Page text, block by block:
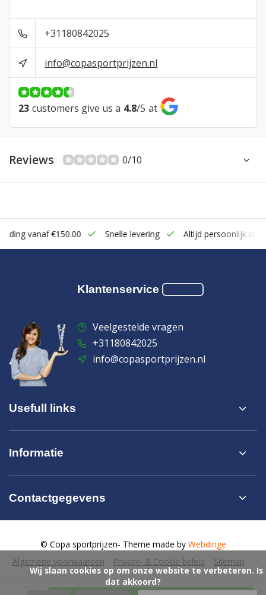
+31180842025
info@copasportprijzen.nl
23 customers give us a 4.8/5 at
Reviews 0/10
vanaf €150.00 Snelle levering Altijd persoonlijk
Klantenservice
Veelgestelde vragen
+31180842025
info@copasportprijzen.nl
Usefull links
Informatie
Contactgegevens
Algemene voorwaarden Privacy- & Cookie beleid Sitemap
© Copa sportprijzen- Theme made by Webdinge
            Wij slaan cookies op om onze website te verbeteren. Is
dat akkoord?